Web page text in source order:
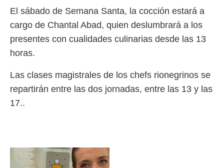
El sábado de Semana Santa, la cocción estará a
cargo de Chantal Abad, quien deslumbrará a los
presentes con cualidades culinarias desde las 13
horas.
Las clases magistrales de los chefs rionegrinos se
repartirán entre las dos jornadas, entre las 13 y las
17..